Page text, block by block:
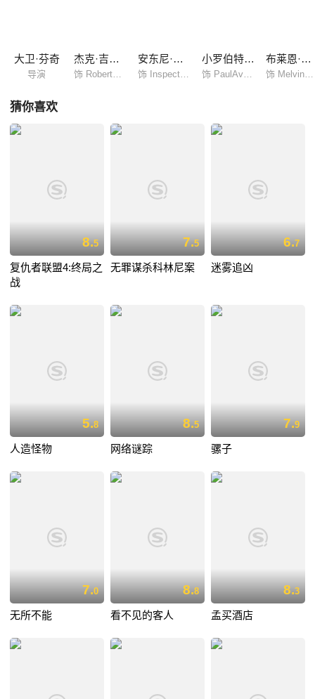
大卫·芬奇
导演
杰克·吉伦哈尔 安东尼·爱德华兹 小罗伯特·唐尼 布莱恩·考克斯
猜你喜欢
8.5
复仇者联盟4:终局之
战
7.5
无罪谋杀科林尼案
6.7
迷雾追凶
5.8
人造怪物
8.5
网络谜踪
7.9
骡子
7.0
无所不能
8.8
看不见的客人
8.3
孟买酒店